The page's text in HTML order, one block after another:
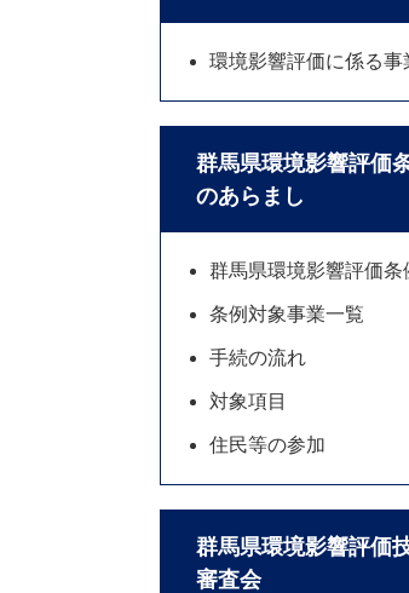
環境影響評価に係る事
群馬県環境影響評価
のあらまし
群馬県環境影響評価条
条例対象事業一覧
手続の流れ
対象項目
住民等の参加
群馬県環境影響評価
審査会